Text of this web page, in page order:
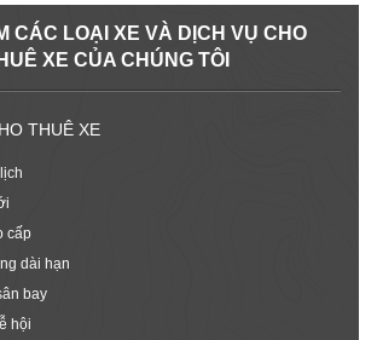
CÁC LOẠI XE VÀ DỊCH VỤ CHO
XE CỦA CHÚNG TÔI
THUÊ XE
cấp
dài hạn
bay
hội